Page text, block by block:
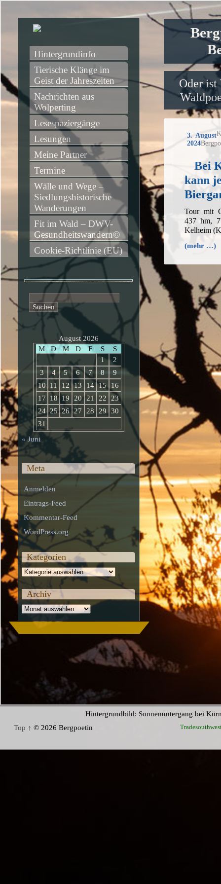
Oder ist
3. August
2024
Bei
kann
Tour mit
437 hm,
Kelheim
(mehr …)
Hintergrundinfo
Tierische Klänge im
Geist der Jahreszeiten
Nachrichten aus
Wolperting
Lesespaziergänge
Lesungen
Meine Partner
Termine
Wälle und Wege –
Siedlungshistorische
Wanderungen
Fit im Wald – DWV-
Gesundheitswandern©
Cookie-Richtlinie (EU)
nach:
August 2026
M
D M D F S
S
1
2
3
4 5 6 7 8
9
10
11 12 13 14 15
16
17
18 19 20 21 22
23
24 25 26 27 28 29
30
31
« Juni
Meta
Anmelden
Eintrags-Feed
Kommentar-Feed
WordPress.org
Kategorien
Kategorien
Archiv
Archiv
Hintergrundbild: Sonnenuntergang bei
Top ↑ © 2026 Bergpoetin